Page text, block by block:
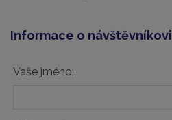
Informace o návštěvníkovi
Vaše jméno: